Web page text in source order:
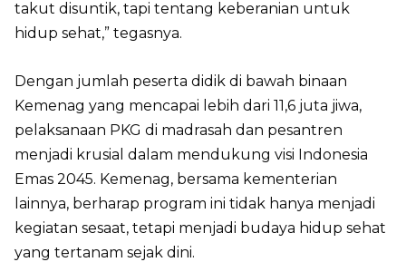
takut disuntik, tapi tentang keberanian untuk
hidup sehat,” tegasnya.
Dengan jumlah peserta didik di bawah binaan
Kemenag yang mencapai lebih dari 11,6 juta jiwa,
pelaksanaan PKG di madrasah dan pesantren
menjadi krusial dalam mendukung visi Indonesia
Emas 2045. Kemenag, bersama kementerian
lainnya, berharap program ini tidak hanya menjadi
kegiatan sesaat, tetapi menjadi budaya hidup sehat
yang tertanam sejak dini.